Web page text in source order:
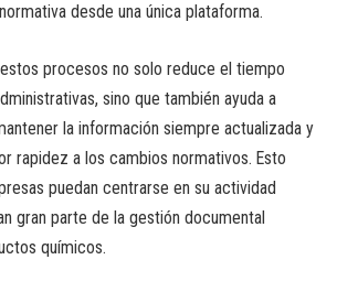
desde una única plataforma.
procesos no solo reduce el tiempo
sino que también ayuda a
la información siempre actualizada y
rapidez a los cambios normativos. Esto
puedan centrarse en su actividad
gran parte de la gestión documental
químicos.